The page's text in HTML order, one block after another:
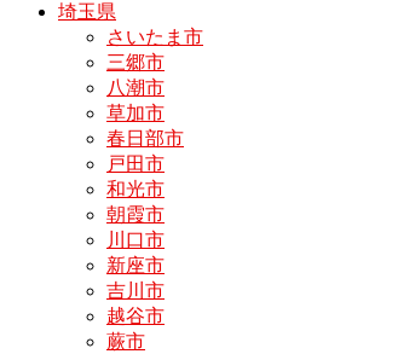
埼玉県
さいたま市
三郷市
八潮市
草加市
春日部市
戸田市
和光市
朝霞市
川口市
新座市
吉川市
越谷市
蕨市